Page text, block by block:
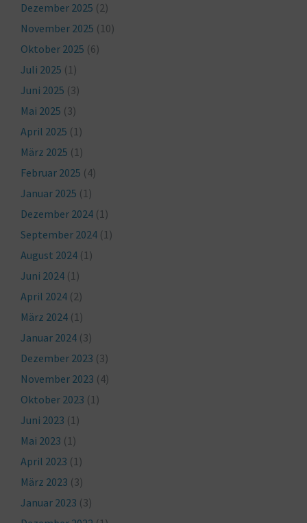
Dezember 2025 (2)
November 2025 (10)
Oktober 2025 (6)
Juli 2025 (1)
Juni 2025 (3)
Mai 2025 (3)
April 2025 (1)
März 2025 (1)
Februar 2025 (4)
Januar 2025 (1)
Dezember 2024 (1)
September 2024 (1)
August 2024 (1)
Juni 2024 (1)
April 2024 (2)
März 2024 (1)
Januar 2024 (3)
Dezember 2023 (3)
November 2023 (4)
Oktober 2023 (1)
Juni 2023 (1)
Mai 2023 (1)
April 2023 (1)
März 2023 (3)
Januar 2023 (3)